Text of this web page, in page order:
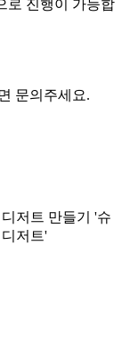
로 진행이 가능합
문의주세요.